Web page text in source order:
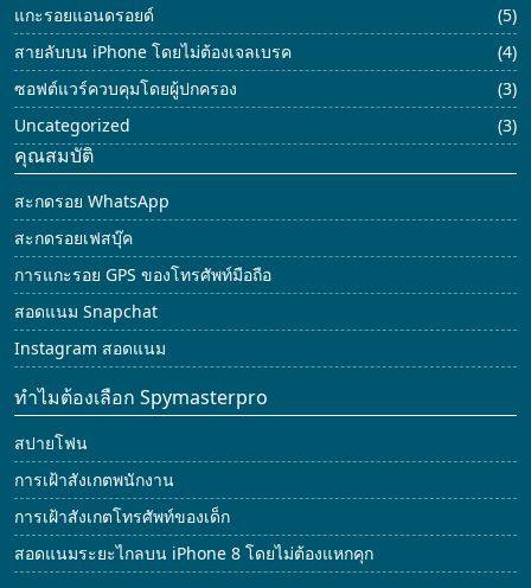
แกะรอยแอนดรอยด์
(5)
สายลับบน iPhone โดยไม่ต้องเจลเบรค
(4)
ซอฟต์แวร์ควบคุมโดยผู้ปกครอง
(3)
Uncategorized
(3)
คุณสมบัติ
สะกดรอย WhatsApp
สะกดรอยเฟสบุ๊ค
การแกะรอย GPS ของโทรศัพท์มือถือ
สอดแนม Snapchat
Instagram สอดแนม
ทำไมต้องเลือก Spymasterpro
สปายโฟน
การเฝ้าสังเกตพนักงาน
การเฝ้าสังเกตโทรศัพท์ของเด็ก
สอดแนมระยะไกลบน iPhone 8 โดยไม่ต้องแหกคุก